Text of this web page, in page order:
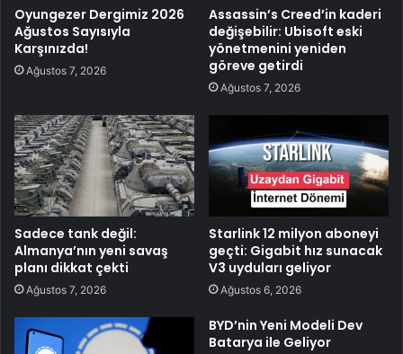
Oyungezer Dergimiz 2026
Ağustos Sayısıyla
Karşınızda!
Ağustos 7, 2026
Assassin’s Creed’in kaderi
değişebilir: Ubisoft eski
yönetmenini yeniden
göreve getirdi
Ağustos 7, 2026
Sadece tank değil:
Almanya’nın yeni savaş
planı dikkat çekti
Ağustos 7, 2026
Starlink 12 milyon aboneyi
geçti: Gigabit hız sunacak
V3 uyduları geliyor
Ağustos 6, 2026
BYD’nin Yeni Modeli Dev
Batarya ile Geliyor